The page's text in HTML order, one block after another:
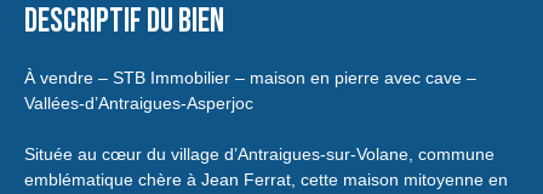
Descriptif du bien
À vendre – STB Immobilier – maison en pierre avec cave –
Vallées-d’Antraigues-Asperjoc
Située au cœur du village d’Antraigues-sur-Volane, commune
emblématique chère à Jean Ferrat, cette maison mitoyenne en